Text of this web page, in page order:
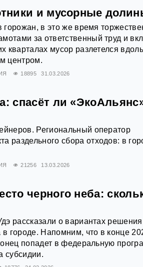
и мусорные
горожан, в это же время
за ответственный труд и
кварталах мусор разлетелся вдоль
центром.
18895 31.03.2026
спасёт ли
Региональный оператор
раздельного сбора отходов: в
21256 13.03.2026
черного неба:
рассказали о вариантах решения
в городе. Напомним, что в конце
попадет в федеральную
субсидии.